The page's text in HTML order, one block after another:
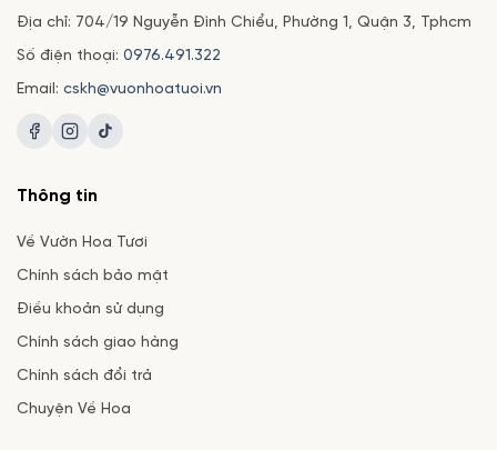
Địa chỉ: 704/19 Nguyễn Đình Chiểu, Phường 1, Quận 3, Tphcm
Số điện thoại: 0976.491.322
Email: cskh@vuonhoatuoi.vn
Thông tin
Về Vườn Hoa Tươi
Chính sách bảo mật
Điều khoản sử dụng
Chính sách giao hàng
Chính sách đổi trả
Chuyện Về Hoa